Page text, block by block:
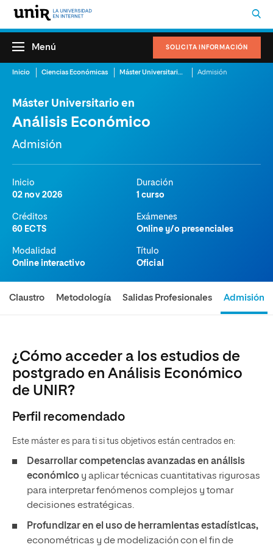
SOLICITA INFORMACIÓN
Menú
Inicio Ciencias Económicas Máster Universitario en Análisis Económico Admisión
Máster Universitario en
Análisis Económico
Admisión
Inicio
02 nov 2026
Duración
1 curso
Créditos
60 ECTS
Exámenes
Online y/o presenciales
Modalidad
Online interactivo
Título
Oficial
Claustro Metodología Salidas Profesionales Admisión
¿Cómo acceder a los estudios de
postgrado en Análisis Económico
de UNIR?
Perfil recomendado
Este máster es para ti si tus objetivos están centrados en:
Desarrollar competencias avanzadas en análisis
económico y aplicar técnicas cuantitativas rigurosas
para interpretar fenómenos complejos y tomar
decisiones estratégicas.
Profundizar en el uso de herramientas estadísticas,
econométricas y de modelización con el fin de